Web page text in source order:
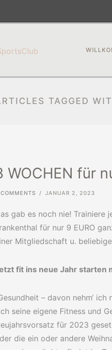
TAGGED
WOCHEN für
/ JANUAR 2, 2023
gab es noch nie! Trainiere
für nur 9 EURO
Mitgliedschaft u.
fit ins neue Jahr starten
– davon nehm‘
seine eigene Fitness und
für 2023
die ein oder andere